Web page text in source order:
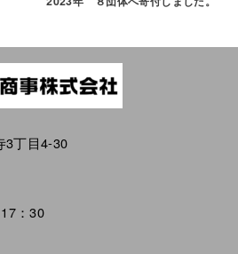
3丁目4-30
：30